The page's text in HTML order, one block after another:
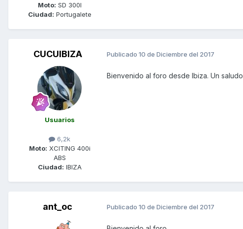
Moto: SD 300I
Ciudad: Portugalete
CUCUIBIZA
Usuarios
6,2k
Moto: XCITING 400i
ABS
Ciudad: IBIZA
Publicado 10 de Diciembre del 2017
Bienvenido al foro desde Ibiza. Un saludo
ant_oc Publicado 10 de Diciembre del 2017